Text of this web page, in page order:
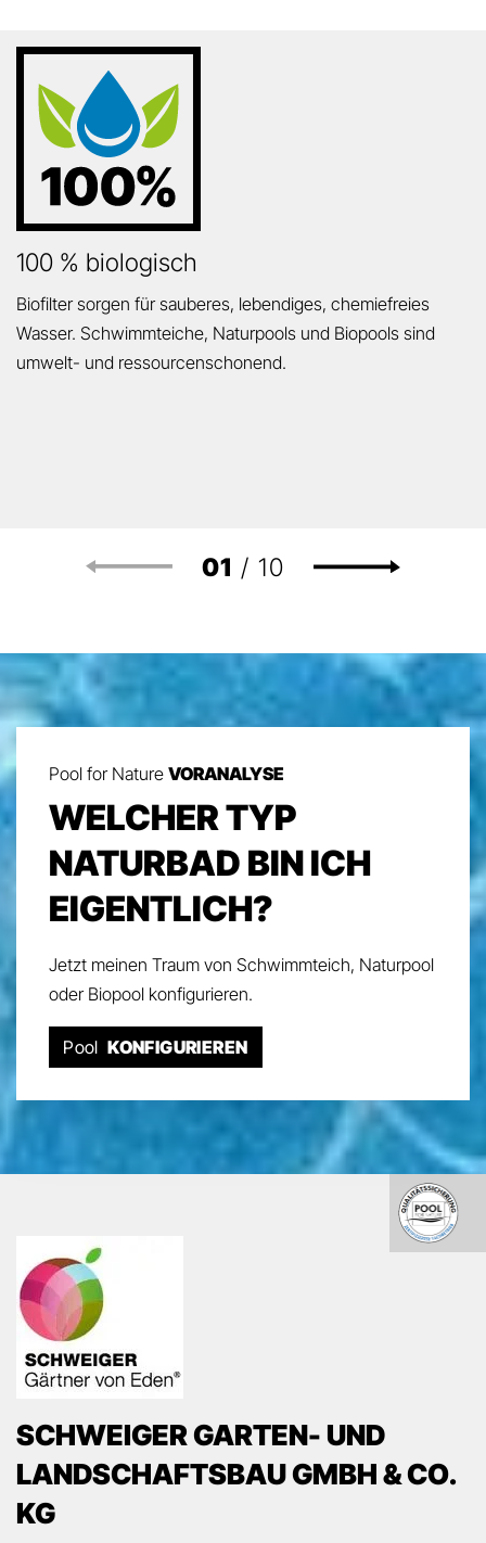
100 % biologisch
Biofilter sorgen für sauberes, lebendiges, chemiefreies
Wasser. Schwimmteiche, Naturpools und Biopools sind
umwelt- und ressourcenschonend.
01 /10
Pool for Nature VORANALYSE
WELCHER TYP
NATURBAD BIN ICH
EIGENTLICH?
Jetzt meinen Traum von Schwimmteich, Naturpool
oder Biopool konfigurieren.
Pool KONFIGURIEREN
SCHWEIGER GARTEN- UND
LANDSCHAFTSBAU GMBH & CO.
KG